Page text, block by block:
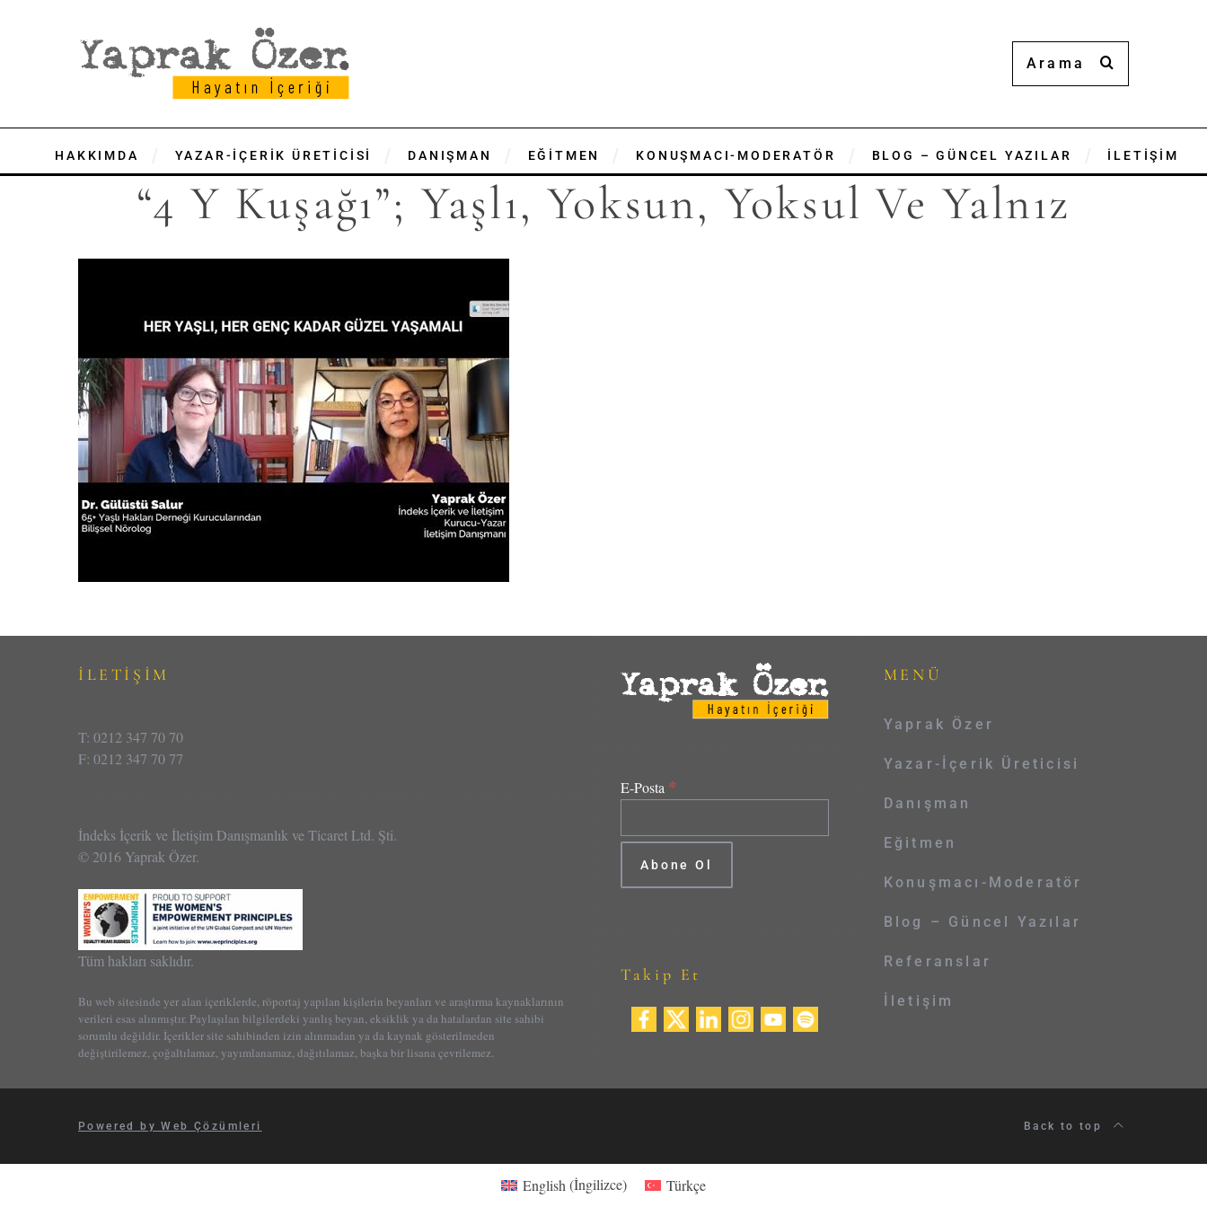
HAKKIMDA YAZAR-İÇERİK ÜRETİCİSİ DANIŞMAN EĞİTMEN KONUŞMACI-MODERATÖR BLOG – GÜNCEL YAZILAR İLETİŞİM
“4 Y Kuşağı”; Yaşlı, Yoksun, Yoksul Ve Yalnız
İLETİŞİM
T: 0212 347 70 70
F: 0212 347 70 77
İndeks İçerik ve İletişim Danışmanlık ve Ticaret Ltd. Şti.
© 2016 Yaprak Özer.
Tüm hakları saklıdır.
Bu web sitesinde yer alan içeriklerde, röportaj yapılan kişilerin beyanları ve araştırma kaynaklarının
verileri esas alınmıştır. Paylaşılan bilgilerdeki yanlış beyan, eksiklik ya da hatalardan site sahibi
sorumlu değildir. İçerikler site sahibinden izin alınmadan ya da kaynak gösterilmeden
değiştirilemez, çoğaltılamaz, yayımlanamaz, dağıtılamaz, başka bir lisana çevrilemez.
E-Posta *
Takip Et
MENÜ
Yaprak Özer
Yazar-İçerik Üreticisi
Danışman
Eğitmen
Konuşmacı-Moderatör
Blog – Güncel Yazılar
Referanslar
İletişim
Powered by Web Çözümleri Back to top
English (İngilizce) Türkçe